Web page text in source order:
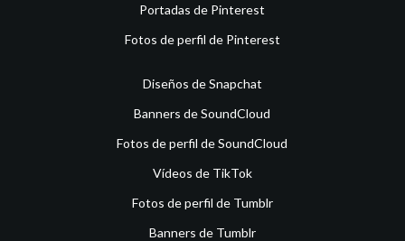
Portadas de Pinterest
Fotos de perfil de Pinterest
Diseños de Snapchat
Banners de SoundCloud
Fotos de perfil de SoundCloud
Vídeos de TikTok
Fotos de perfil de Tumblr
Banners de Tumblr